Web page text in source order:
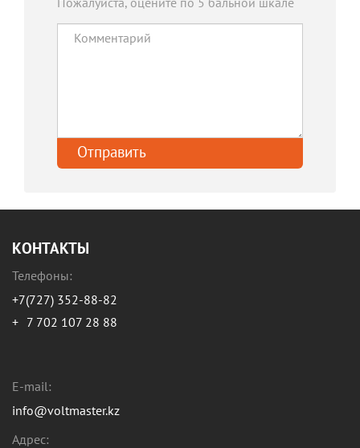
КОНТАКТЫ
Телефоны:
+7(727) 352-88-82
+ 7 702 107 28 88
E-mail:
info@voltmaster.kz
Адрес: